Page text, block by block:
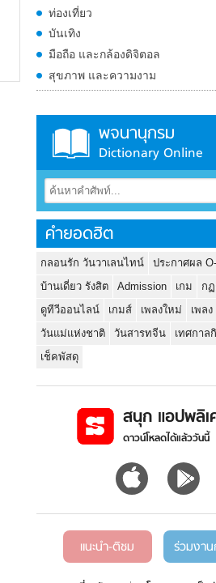
ท่องเที่ยว
บันเทิง
มือถือ และกล้องดิจิตอล
สุขภาพ และความงาม
พจนานุกรม
Dictionary Online
คำยอดฮิต
กลอนรัก วันวาเลนไทน์
ประกาศผล
บ้านเดี่ยว รังสิต
Admission เกม
ก
ดูทีวีออนไลน์
เกมส์ เพลงใหม่
เพลง
วันแม่แห่งชาติ
วันสารทจีน
เทศกาล
เช็คพัสดุ
สนุก แอปพลิ
ดาวน์โหลดได้แล้ววันนี้
แนะนำ-ติชม ร่วมงาน